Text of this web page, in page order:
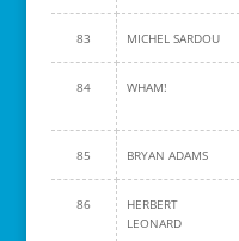
83 MICHEL SARDOU
84 WHAM!
85 BRYAN ADAMS
86
HERBERT
LEONARD